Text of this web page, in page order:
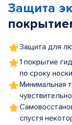
5
Защита
Защита для
1 покрытие
по сроку носки
Минимальная
спустя